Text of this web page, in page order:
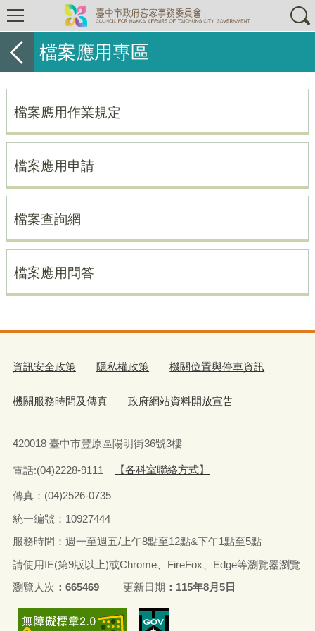
檔案應用專區
檔案應用作業規定
檔案應用申請
檔案查詢網
檔案應用問答
資訊安全政策 隱私權政策 機關位置與停車資訊
機關服務時間及傳真 政府網站資料開放宣告
420018 臺中市豐原區陽明街36號3樓
電話:(04)2228-9111 【各科室聯絡方式】
傳真：(04)2526-0735
統一編號：10927444
服務時間：週一至週五/上午8點至12點&下午1點至5點
請使用IE(第9版以上)或Chrome、FireFox、Edge等瀏覽器瀏覽
瀏覽人次
665469 更新日期 115年8月5日